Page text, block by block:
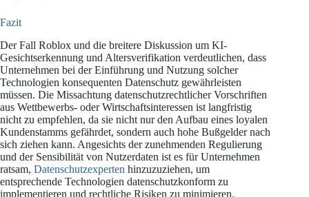
Fazit
Der Fall Roblox und die breitere Diskussion um KI-
Gesichtserkennung und Altersverifikation verdeutlichen, dass
Unternehmen bei der Einführung und Nutzung solcher
Technologien konsequenten Datenschutz gewährleisten
müssen. Die Missachtung datenschutzrechtlicher Vorschriften
aus Wettbewerbs- oder Wirtschaftsinteressen ist langfristig
nicht zu empfehlen, da sie nicht nur den Aufbau eines loyalen
Kundenstamms gefährdet, sondern auch hohe Bußgelder nach
sich ziehen kann. Angesichts der zunehmenden Regulierung
und der Sensibilität von Nutzerdaten ist es für Unternehmen
ratsam, Datenschutzexperten hinzuzuziehen, um
entsprechende Technologien datenschutzkonform zu
implementieren und rechtliche Risiken zu minimieren.